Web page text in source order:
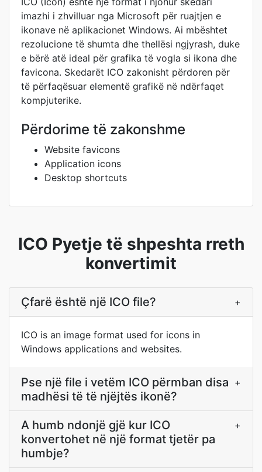
imazhi i zhvilluar nga Microsoft për ruajtjen e
ikonave në aplikacionet Windows. Ai mbështet
rezolucione të shumta dhe thellësi ngjyrash, duke
e bërë atë ideal për grafika të vogla si ikona dhe
favicona. Skedarët ICO zakonisht përdoren për
të përfaqësuar elementë grafikë në ndërfaqet
kompjuterike.
Përdorime të zakonshme
Website favicons
Application icons
Desktop shortcuts
ICO Pyetje të shpeshta rreth
konvertimit
Çfarë është një ICO file? +
ICO is an image format used for icons in
Windows applications and websites.
Pse një file i vetëm ICO përmban disa
madhësi të të njëjtës ikonë?
+
A humb ndonjë gjë kur ICO
konvertohet në një format tjetër pa
humbje?
+